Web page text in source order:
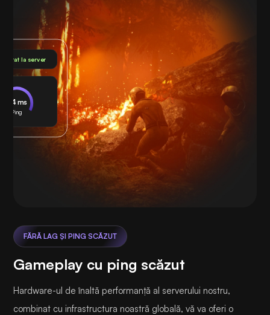
la server
24 ms
Ping
FĂRĂ LAG ȘI PING SCĂZUT
Gameplay cu ping scăzut
Hardware-ul de înaltă performanță al serverului nostru,
combinat cu infrastructura noastră globală, vă va oferi o